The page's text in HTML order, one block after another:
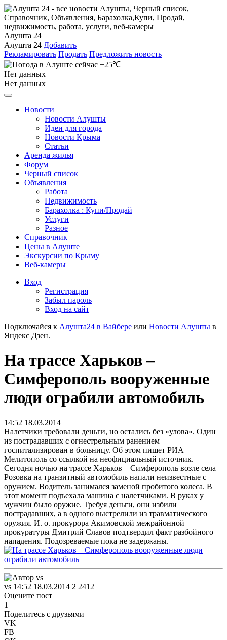
Алушта 24
Алушта 24 Добавить
Рекламировать Продать Предложить новость
+25℃
Нет данных
Нет данных
Новости
Новости Алушты
Идеи для города
Новости Крыма
Статьи
Аренда жилья
Форум
Черный список
Объявления
Работа
Недвижимость
Барахолка : Купи/Продай
Услуги
Разное
Справочник
Цены в Алуште
Экскурсии по Крыму
Веб-камеры
Вход
Регистрация
Забыл пароль
Вход на сайт
Подключайся к Алушта24 в Вайбере или Новости Алушты в
Яндекс Дзен.
На трассе Харьков –
Симферополь вооруженные
люди ограбили автомобиль
14:52 18.03.2014
Налетчики требовали деньги, но остались без «улова». Один
из пострадавших с огнестрельным ранением
госпитализирован в больницу. Об этом пишет РИА
Мелитополь со ссылкой на неофициальный источник.
Сегодня ночью на трассе Харьков – Симферополь возле села
Розовка на транзитный автомобиль напали неизвестные с
оружием. Водитель занимался заменой пробитого колеса. В
этот момент подъехала машина с налетчиками. В руках у
мужчин было оружие. Требуя деньги, они избили
пострадавших, а в одного выстрелили из травматического
оружия. И. о. прокурора Акимовской межрайонной
прокуратуры Дмитрий Славов подтвердил факт разбойного
нападения. Подозреваемые пока не задержаны.
vs 14:52 18.03.2014 2 2412
Оцените пост
1
Поделитесь с друзьями
VK
FB